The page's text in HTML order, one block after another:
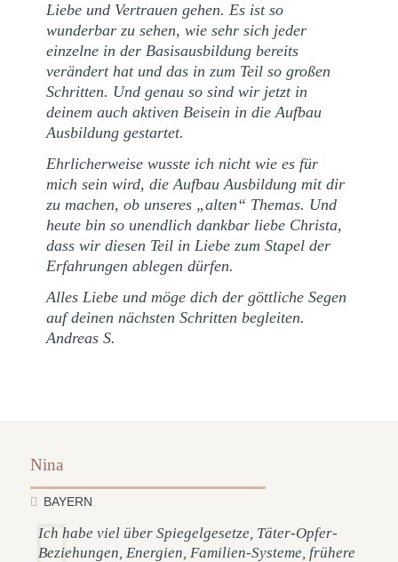
Liebe und Vertrauen gehen. Es ist so
wunderbar zu sehen, wie sehr sich jeder
einzelne in der Basisausbildung bereits
verändert hat und das in zum Teil so großen
Schritten. Und genau so sind wir jetzt in
deinem auch aktiven Beisein in die Aufbau
Ausbildung gestartet.
Ehrlicherweise wusste ich nicht wie es für
mich sein wird, die Aufbau Ausbildung mit dir
zu machen, ob unseres „alten“ Themas. Und
heute bin so unendlich dankbar liebe Christa,
dass wir diesen Teil in Liebe zum Stapel der
Erfahrungen ablegen dürfen.
Alles Liebe und möge dich der göttliche Segen
auf deinen nächsten Schritten begleiten.
Andreas S.
Nina
BAYERN
Ich habe viel über Spiegelgesetze, Täter-Opfer-
Beziehungen, Energien, Familien-Systeme, frühere